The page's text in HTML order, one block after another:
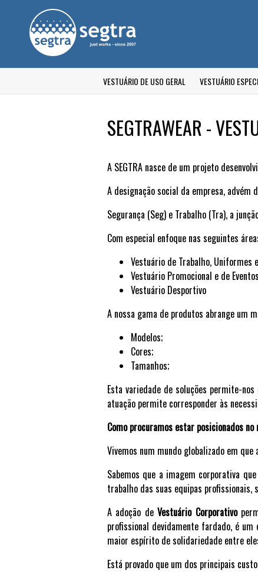
VESTUÁRIO DE USO GERAL VESTUÁRIO
SEGTRAWEAR -
A SEGTRA nasce de um projeto
A designação social da empresa,
Segurança (Seg) e Trabalho (Tra), a
Com especial enfoque nas seguintes
Vestuário de Trabalho, Uniformes
Vestuário Promocional e de
Vestuário Desportivo
A nossa gama de produtos abrange um
Modelos;
Cores;
Tamanhos;
Esta variedade de soluções permite-
atuação permite corresponder às
Como procuramos estar posicionados no
Vivemos num mundo globalizado em
Sabemos que a imagem corporativa
trabalho das suas equipas profissionais,
A adoção deVestuário Corporativo
profissional devidamente fardado, é
maior espírito de solidariedade entre
Está provado que um dos principais